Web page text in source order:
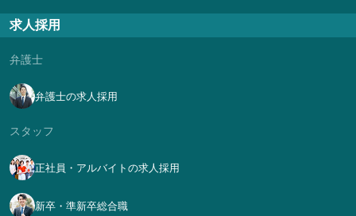
求人採用
弁護士
弁護士の求人採用
スタッフ
正社員・アルバイトの求人採用
新卒・準新卒総合職